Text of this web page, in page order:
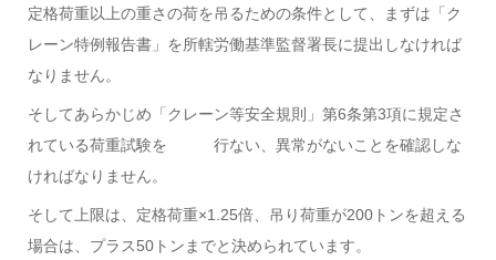
定格荷重以上の重さの荷を吊るための条件として、まずは「ク
レーン特例報告書」を所轄労働基準監督署長に提出しなければ
なりません。
そしてあらかじめ「クレーン等安全規則」第6条第3項に規定さ
れている荷重試験を 行ない、異常がないことを確認しな
ければなりません。
そして上限は、定格荷重×1.25倍、吊り荷重が200トンを超える
場合は、プラス50トンまでと決められています。